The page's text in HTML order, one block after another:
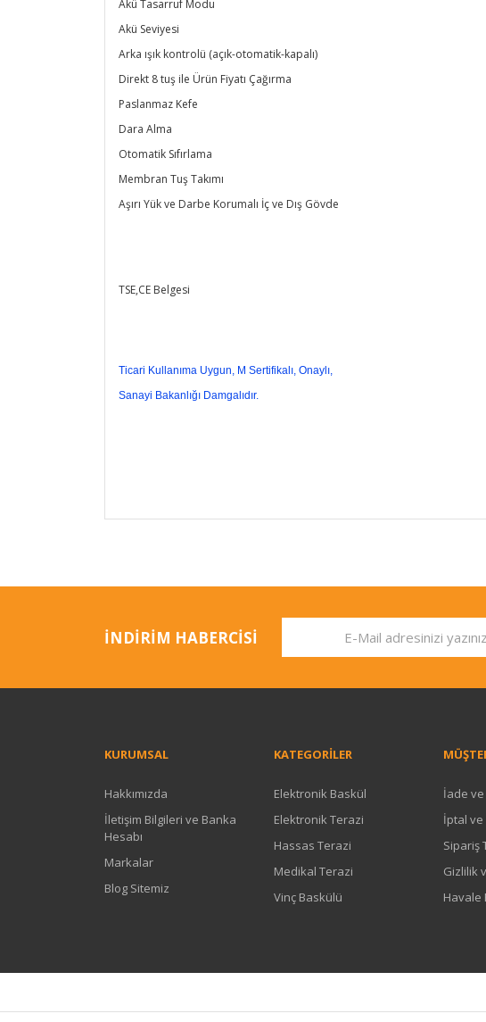
Akü Tasarruf Modu
Akü Seviyesi
Arka ışık kontrolü (açık-otomatik-kapalı)
Direkt 8 tuş ile Ürün Fiyatı Çağırma
Paslanmaz Kefe
Dara Alma
Otomatik Sıfırlama
Membran Tuş Takımı
Aşırı Yük ve Darbe Korumalı İç ve Dış Gövde
TSE,CE Belgesi
Ticari Kullanıma Uygun, M Sertifikalı, Onaylı,
Sanayi Bakanlığı Damgalıdır.
İNDİRİM HABERCİSİ
KURUMSAL
Hakkımızda
İletişim Bilgileri ve Banka
Hesabı
Markalar
Blog Sitemiz
KATEGORİLER
Elektronik Baskül
Elektronik Terazi
Hassas Terazi
Medikal Terazi
Vinç Baskülü
İade ve
İptal ve
Sipariş
Gizlilik
Havale